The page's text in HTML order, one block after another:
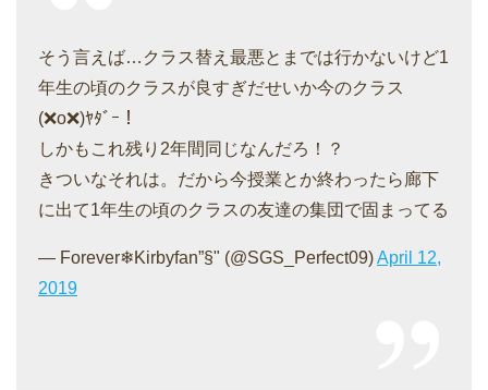
そう言えば…クラス替え最悪とまでは行かないけど1
年生の頃のクラスが良すぎだせいか今のクラス
(❌o❌)ﾔﾀﾞｰ！
しかもこれ残り2年間同じなんだろ！？
きついなそれは。だから今授業とか終わったら廊下
に出て1年生の頃のクラスの友達の集団で固まってる
— Forever❄Kirbyfan”§" (@SGS_Perfect09)April 12,
2019